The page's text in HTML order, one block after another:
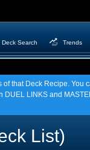
Deck Search Trends
that Deck Recipe. You
LINKS and
List)